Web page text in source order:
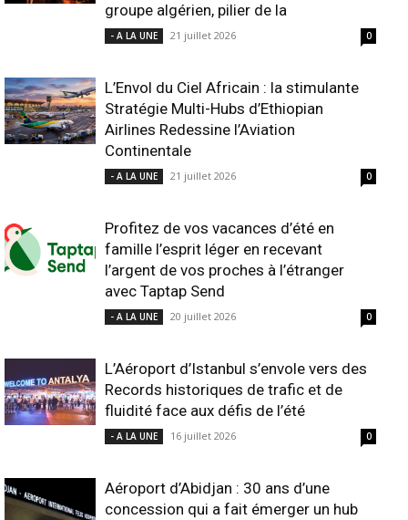
groupe algérien, pilier de la
- A LA UNE 21 juillet 2026 0
L’Envol du Ciel Africain : la stimulante
Stratégie Multi-Hubs d’Ethiopian
Airlines Redessine l’Aviation
Continentale
- A LA UNE 21 juillet 2026 0
Profitez de vos vacances d’été en
famille l’esprit léger en recevant
l’argent de vos proches à l’étranger
avec Taptap Send
- A LA UNE 20 juillet 2026 0
L’Aéroport d’Istanbul s’envole vers des
Records historiques de trafic et de
fluidité face aux défis de l’été
- A LA UNE 16 juillet 2026 0
Aéroport d’Abidjan : 30 ans d’une
concession qui a fait émerger un hub